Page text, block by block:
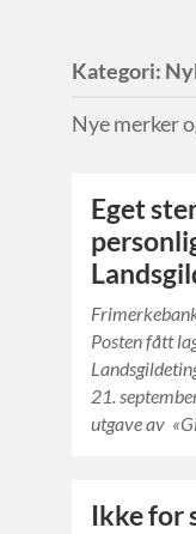
Kategori:
Nye merker
Eget
Posten fått
21.
utgave av
Ikke for